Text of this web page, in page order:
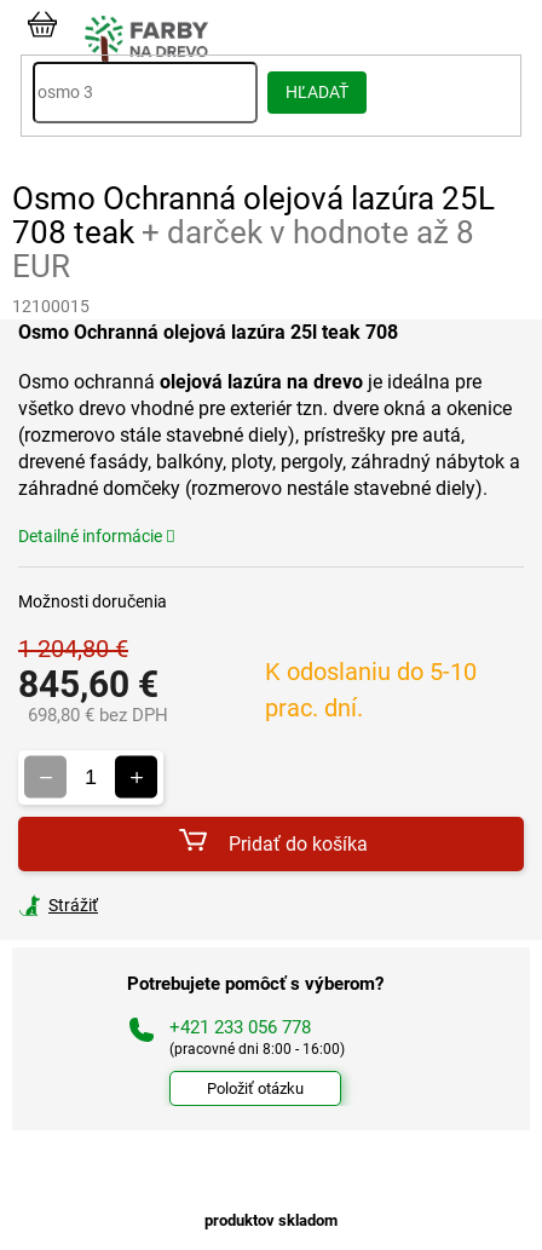
Prejsť
obsah
HĽADAŤ
NÁKUPNÝ
KOŠÍK
Osmo Ochranná olejová lazúra 25L
708 teak + darček v hodnote až 8
EUR
12100015
1 204,80 €
845,60 €
698,80 € bez DPH
K odoslaniu do 5-10
prac. dní.
Možnosti doručenia
Pridať do košíka
Osmo Ochranná olejová lazúra 25l teak 708
Osmo ochranná olejová lazúra na drevo je ideálna pre
všetko drevo vhodné pre exteriér tzn. dvere okná a okenice
(rozmerovo stále stavebné diely), prístrešky pre autá,
drevené fasády, balkóny, ploty, pergoly, záhradný nábytok a
záhradné domčeky (rozmerovo nestále stavebné diely).
Detailné informácie
Strážiť
Potrebujete pomôcť s výberom?
+421 233 056 778
(pracovné dni 8:00 - 16:00)
Položiť otázku
produktov skladom